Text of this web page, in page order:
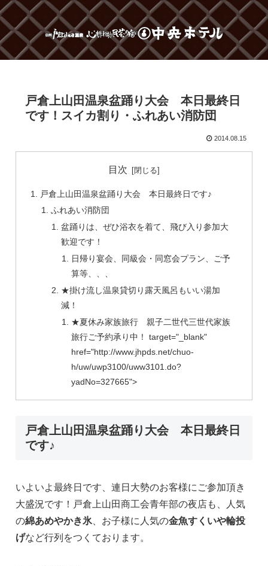
戸倉上山田温泉盆踊り大会 本日最終日
です！スイカ割り・ふれあい消防団
2014.08.15
目次
戸倉上山田温泉盆踊り大会 本日最終日です♪
ふれあい消防団
盆踊りは、ぜひ浴衣を着て、飛び入り参加大
歓迎です！
日帰り宴会、同級会・同窓会プラン、ご予
算等、、、
★掛け流し温泉貸切り露天風呂もいい湯加
減！
★夏休み家族旅行 親子二世代三世代家族
旅行ご予約承り中！ target="_blank"
href="http://www.jhpds.net/chuo-
h/uw/uwp3100/uww3101.do?
yadNo=327665">
戸倉上山田温泉盆踊り大会 本日最終日
です♪
いよいよ最終日です、連日大勢のお客様にご参加頂き
大盛況です！戸倉上山田商工会青年部の夜店も、人気
の綿あめやかき氷 、お子様に人気の金魚すくいや輪投
げなど行列をつくております。